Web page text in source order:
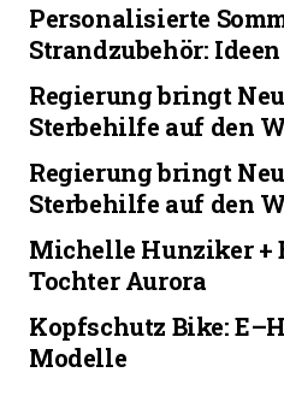
Personalisierte
Strandzubehör: Ideen
Regierung bringt
Sterbehilfe auf den
Regierung bringt
Sterbehilfe auf den
Michelle Hunziker +
Tochter Aurora
Kopfschutz Bike:
Modelle